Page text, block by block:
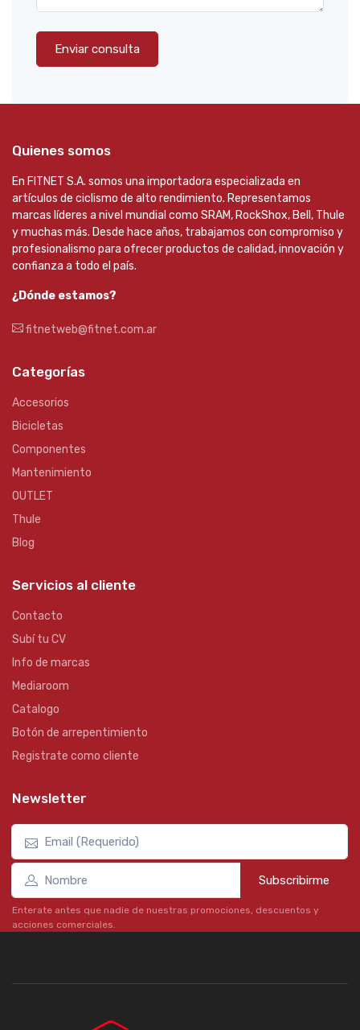
Enviar consulta
Quienes somos
En FITNET S.A. somos una importadora especializada en
artículos de ciclismo de alto rendimiento. Representamos
marcas líderes a nivel mundial como SRAM, RockShox, Bell, Thule
y muchas más. Desde hace años, trabajamos con compromiso y
profesionalismo para ofrecer productos de calidad, innovación y
confianza a todo el país.
¿Dónde estamos?
fitnetweb@fitnet.com.ar
Categorías
Accesorios
Bicicletas
Componentes
Mantenimiento
OUTLET
Thule
Blog
Servicios al cliente
Contacto
Subí tu CV
Info de marcas
Mediaroom
Catalogo
Botón de arrepentimiento
Registrate como cliente
Newsletter
Subscribirme
Enterate antes que nadie de nuestras promociones, descuentos y
acciones comerciales.